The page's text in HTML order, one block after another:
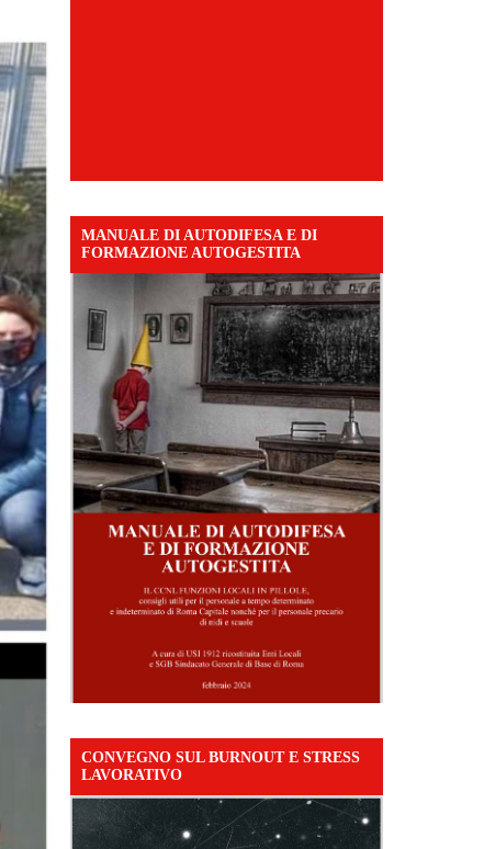
MANUALE DI AUTODIFESA E DI
FORMAZIONE AUTOGESTITA
CONVEGNO SUL BURNOUT E STRESS
LAVORATIVO